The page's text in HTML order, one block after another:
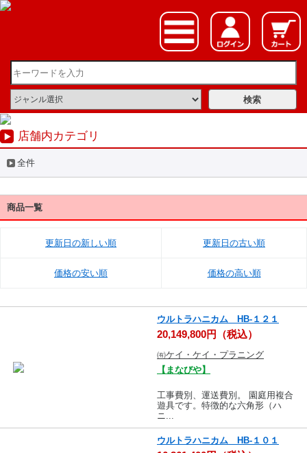
店舗内カテゴリ
全件
商品一覧
更新日の新しい順 更新日の古い順
価格の安い順 価格の高い順
ウルトラハニカム HB-１２１
20,149,800円（税込）
㈲ケイ・ケイ・プラニング
【まなびや】
工事費別、運送費別。 園庭用複合
遊具です。特徴的な六角形（ハ
ニ...
ウルトラハニカム HB-１０１